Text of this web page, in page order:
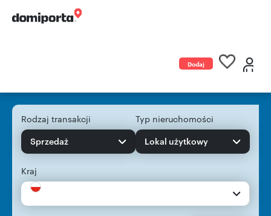
Dodaj
Rodzaj transakcji
Sprzedaż
Typ nieruchomości
Lokal użytkowy
Kraj